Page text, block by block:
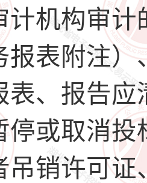
计机构审
报表附注
表、报告
停或取消
吊销许可